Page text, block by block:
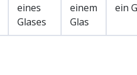
eines
Glases
einem
Glas
ein